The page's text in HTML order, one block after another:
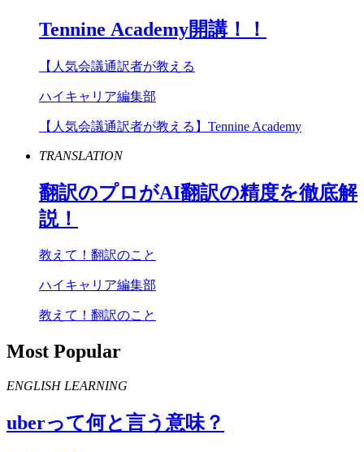
Tennine Academy開講！！
【人気会議通訳者が教える
ハイキャリア編集部
【人気会議通訳者が教える】Tennine Academy
TRANSLATION
翻訳のプロがAI翻訳の精度を徹底解
説！
教えて！翻訳のこと
ハイキャリア編集部
教えて！翻訳のこと
Most Popular
ENGLISH LEARNING
uberって何と言う意味？